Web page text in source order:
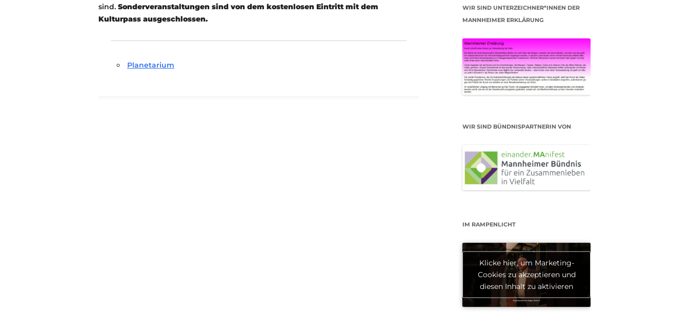
sind. Sonderveranstaltungen sind von dem kostenlosen Eintritt mit dem
Kulturpass ausgeschlossen.
Planetarium
WIR SIND UNTERZEICHNER*INNEN DER
MANNHEIMER ERKLÄRUNG
WIR SIND BÜNDNISPARTNERIN VON
IM RAMPENLICHT
Klicke hier, um Marketing-
Cookies zu akzeptieren und
diesen Inhalt zu aktivieren